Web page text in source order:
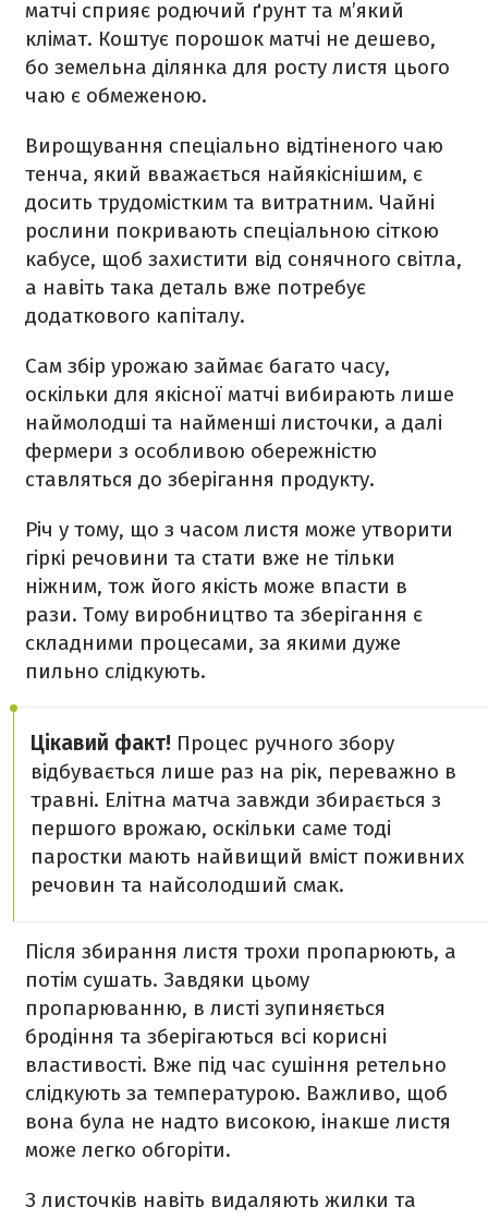
матчі сприяє родючий ґрунт та м’який
клімат. Коштує порошок матчі не дешево,
бо земельна ділянка для росту листя цього
чаю є обмеженою.
Вирощування спеціально відтіненого чаю
тенча, який вважається найякіснішим, є
досить трудомістким та витратним. Чайні
рослини покривають спеціальною сіткою
кабусе, щоб захистити від сонячного світла,
а навіть така деталь вже потребує
додаткового капіталу.
Сам збір урожаю займає багато часу,
оскільки для якісної матчі вибирають лише
наймолодші та найменші листочки, а далі
фермери з особливою обережністю
ставляться до зберігання продукту.
Річ у тому, що з часом листя може утворити
гіркі речовини та стати вже не тільки
ніжним, тож його якість може впасти в
рази. Тому виробництво та зберігання є
складними процесами, за якими дуже
пильно слідкують.
Цікавий факт! Процес ручного збору
відбувається лише раз на рік, переважно в
травні. Елітна матча завжди збирається з
першого врожаю, оскільки саме тоді
паростки мають найвищий вміст поживних
речовин та найсолодший смак.
Після збирання листя трохи пропарюють, а
потім сушать. Завдяки цьому
пропарюванню, в листі зупиняється
бродіння та зберігаються всі корисні
властивості. Вже під час сушіння ретельно
слідкують за температурою. Важливо, щоб
вона була не надто високою, інакше листя
може легко обгоріти.
З листочків навіть видаляють жилки та